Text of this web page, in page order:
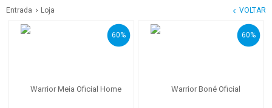
Entrada Loja VOLTAR
60% 60%